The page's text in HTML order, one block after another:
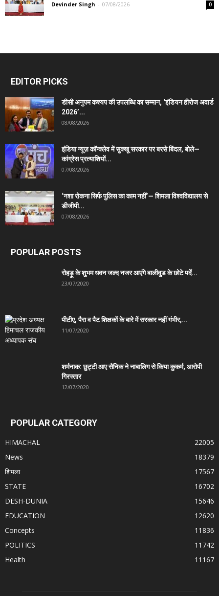
Devinder Singh - 07/08/2026 0
EDITOR PICKS
डीसी अनुपम कश्यप की उपलब्धि का सम्मान, ‘इंडियन हीरोज अवार्ड
2026’...
08/08/2026
इंडिया न्यूज़ कॉन्क्लेव में सुक्खू सरकार पर बरसे बिंदल, बोले—
कांग्रेस प्रत्याशियों...
07/08/2026
‘नशा रोकना सिर्फ पुलिस का काम नहीं’— शिमला विश्वविद्यालय से
डीजीपी...
07/08/2026
POPULAR POSTS
रोहड़ू के शुभम धवन जल्द नजर आएंगे बालीवुड के छोटे पर्दे...
23/07/2020
पीटीए, पैरा व पैट शिक्षकों के बारे में सरकार नहीं गंभीर,...
11/07/2020
शर्मनाक: छुट्टी आए सैनिक ने नाबालिग से किया कुकर्म, आरोपी
गिरफ्तार
12/07/2020
POPULAR CATEGORY
HIMACHAL
22005
News
18379
शिमला
17567
STATE
16702
DESH-DUNIA
15646
EDUCATION
12620
Concepts
11836
POLITICS
11742
Health
11167